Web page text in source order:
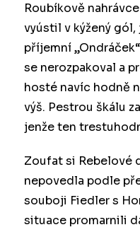
Roubíkově
vyústil v kýžený
příjemní
se nerozpakoval a
hosté navíc hodně
výš. Pestrou škálu
jenže ten
Zoufat si Rebelové
nepovedla podle
souboji Fiedler s
situace promarnili